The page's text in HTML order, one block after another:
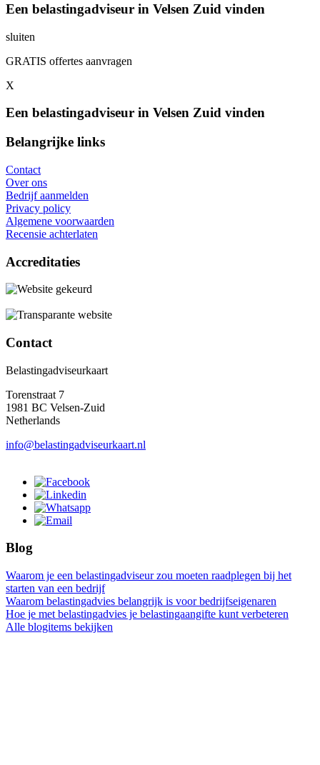
Een belastingadviseur in Velsen Zuid vinden
sluiten
GRATIS offertes aanvragen
X
Een belastingadviseur in Velsen Zuid vinden
Belangrijke links
Contact
Over ons
Bedrijf aanmelden
Privacy policy
Algemene voorwaarden
Recensie achterlaten
Accreditaties
Contact
Belastingadviseurkaart
Torenstraat 7
1981 BC Velsen-Zuid
Netherlands
info@belastingadviseurkaart.nl
Blog
Waarom je een belastingadviseur zou moeten raadplegen bij het
starten van een bedrijf
Waarom belastingadvies belangrijk is voor bedrijfseigenaren
Hoe je met belastingadvies je belastingaangifte kunt verbeteren
Alle blogitems bekijken